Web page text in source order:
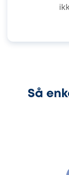
Så